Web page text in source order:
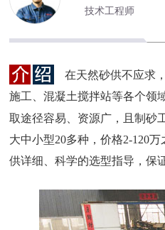
技术工程师
在天然砂供不应求
施工、混凝土搅拌站等各个领
取途径容易、资源广，且制砂
大中小型20多种，价格2-120
供详细、科学的选型指导，保